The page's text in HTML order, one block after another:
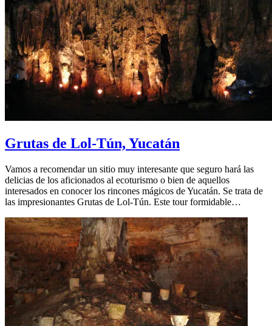
Grutas de Lol-Tún, Yucatán
Vamos a recomendar un sitio muy interesante que seguro hará las
delicias de los aficionados al ecoturismo o bien de aquellos
interesados en conocer los rincones mágicos de Yucatán. Se trata de
las impresionantes Grutas de Lol-Tún. Este tour formidable…